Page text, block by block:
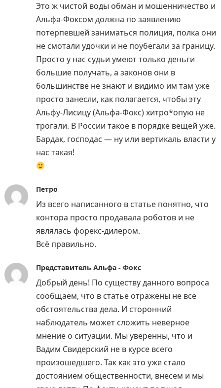
Это ж чистой воды обман и мошенничество и
Альфа-Фоксом должна по заявлению
потерпевшей заниматься полиция, полка они
не смотали удочки и не поубегали за границу.
Просто у нас судьи умеют только деньги
большие получать, а законов они в
большинстве не знают и видимо им там уже
просто занесли, как полагается, чтобы эту
Альфу-Лисицу (Альфа-Фокс) хитро*опую не
трогали. В России такое в порядке вещей уже.
Бардак, господас — ну или вертикаль власти у
нас такая!
Петро
Из всего написанного в статье понятно, что
контора просто продавала роботов и не
являлась форекс-дилером.
Всё правильно.
Представитель Альфа - Фокс
Добрый день! По существу данного вопроса
сообщаем, что в статье отражены не все
обстоятельства дела. И сторонний
наблюдатель может сложить неверное
мнение о ситуации. Мы уверенны, что и
Вадим Свидерский не в курсе всего
произошедшего. Так как это уже стало
достоянием общественности, внесем и мы